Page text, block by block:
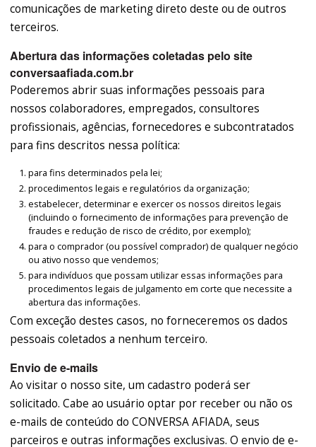
comunicações de marketing direto deste ou de outros
terceiros.
Abertura das informações coletadas pelo site
conversaafiada.com.br
Poderemos abrir suas informações pessoais para
nossos colaboradores, empregados, consultores
profissionais, agências, fornecedores e subcontratados
para fins descritos nessa política:
para fins determinados pela lei;
procedimentos legais e regulatórios da organização;
estabelecer, determinar e exercer os nossos direitos legais
(incluindo o fornecimento de informações para prevenção de
fraudes e redução de risco de crédito, por exemplo);
para o comprador (ou possível comprador) de qualquer negócio
ou ativo nosso que vendemos;
para indivíduos que possam utilizar essas informações para
procedimentos legais de julgamento em corte que necessite a
abertura das informações.
Com exceção destes casos, no forneceremos os dados
pessoais coletados a nenhum terceiro.
Envio de e-mails
Ao visitar o nosso site, um cadastro poderá ser
solicitado. Cabe ao usuário optar por receber ou não os
e-mails de conteúdo do CONVERSA AFIADA, seus
parceiros e outras informações exclusivas. O envio de e-